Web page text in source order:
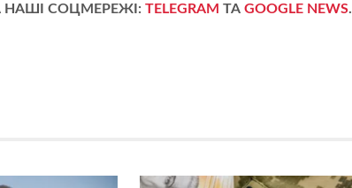
НАШІ СОЦМЕРЕЖІ:TELEGRAM ТАGOOGLE NEWS.